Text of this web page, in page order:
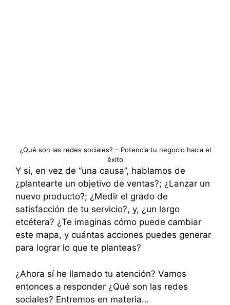
¿Qué son las redes sociales? – Potencia tu negocio hacia el
éxito
Y si, en vez de “una causa”, hablamos de
¿plantearte un objetivo de ventas?; ¿Lanzar un
nuevo producto?; ¿Medir el grado de
satisfacción de tu servicio?, y, ¿un largo
etcétera? ¿Te imaginas cómo puede cambiar
este mapa, y cuántas acciones puedes generar
para lograr lo que te planteas?
¿Ahora sí he llamado tu atención? Vamos
entonces a responder ¿Qué son las redes
sociales? Entremos en materia…